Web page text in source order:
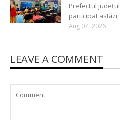
Prefectul
participat astăzi,
Aug 07, 2026
LEAVE A COMMENT